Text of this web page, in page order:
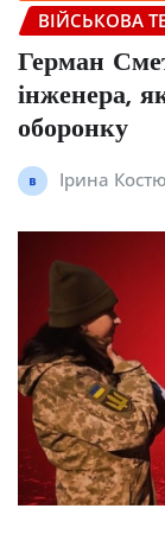
ВІЙСЬКОВА
Герман
інженера,
оборонку
Ірина